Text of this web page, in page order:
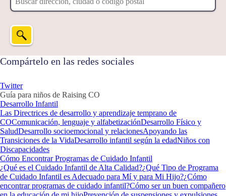
Compártelo en las redes sociales
Twitter
Guía para niños de Raising CO
Desarrollo Infantil
Las Directrices de desarrollo y aprendizaje temprano de
COComunicación, lenguaje y alfabetizaciónDesarrollo Físico y
SaludDesarrollo socioemocional y relacionesApoyando las
Transiciones de la VidaDesarrollo infantil según la edadNiños con
Discapacidades
Cómo Encontrar Programas de Cuidado Infantil
¿Qué es el Cuidado Infantil de Alta Calidad?¿Qué Tipo de Programa
de Cuidado Infantil es Adecuado para Mí y para Mi Hijo?¿Cómo
encontrar programas de cuidado infantil?Cómo ser un buen compañero